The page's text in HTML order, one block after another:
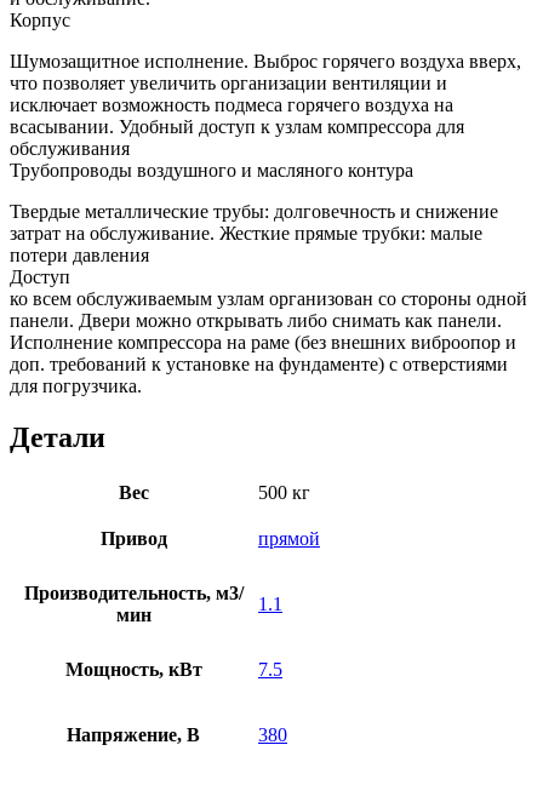
Корпус
Шумозащитное исполнение. Выброс горячего воздуха вверх,
что позволяет увеличить организации вентиляции и
исключает возможность подмеса горячего воздуха на
всасывании. Удобный доступ к узлам компрессора для
обслуживания
Трубопроводы воздушного и масляного контура
Твердые металлические трубы: долговечность и снижение
затрат на обслуживание. Жесткие прямые трубки: малые
потери давления
Доступ
ко всем обслуживаемым узлам организован со стороны одной
панели. Двери можно открывать либо снимать как панели.
Исполнение компрессора на раме (без внешних виброопор и
доп. требований к установке на фундаменте) с отверстиями
для погрузчика.
Детали
Вес 500 кг
Привод прямой
Производительность, м3/
мин
1.1
Мощность, кВт 7.5
Напряжение, В 380